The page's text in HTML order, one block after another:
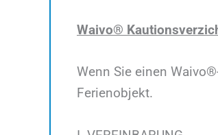
Waivo®
Wenn Sie einen
Ferienobjekt.